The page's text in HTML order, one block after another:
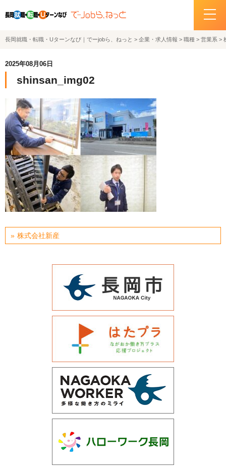
ホーム
企業・求人情報
サポートデスクの紹介
お問い合わせ
関連機関リンク
サイトポリシー
運営会社について
長岡就職・転職・Uターンなび｜でーjobら、ねっと > 企業・求人情報 > 職種 > 営業系 >
2025年08月06日
shinsan_img02
株式会社新産